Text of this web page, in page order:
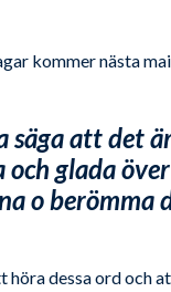
kommer nästa
säga att det
och glada
o berömma
höra dessa ord och